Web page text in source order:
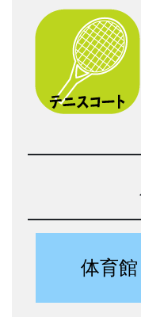
体育館